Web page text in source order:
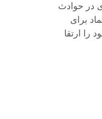
واقعی جوشکاری، کاهش ۳۰ درصدی در حوادث
برای
را ارتقا